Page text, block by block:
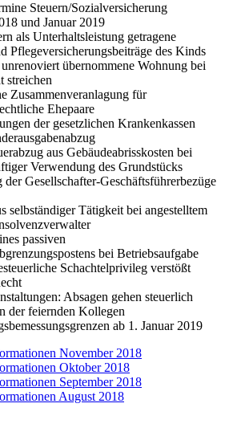
Steuern/Sozialversicherung
und Januar 2019
als Unterhaltsleistung getragene
Pflegeversicherungsbeiträge des Kinds
übernommene Wohnung bei
streichen
Zusammenveranlagung für
Ehepaare
der gesetzlichen Krankenkassen
aus Gebäudeabrisskosten bei
Verwendung des Grundstücks
Gesellschafter-Geschäftsführerbezüge
selbständiger Tätigkeit bei angestelltem
passiven
bei Betriebsaufgabe
Schachtelprivileg verstößt
Absagen gehen steuerlich
der feiernden Kollegen
ab 1. Januar 2019
November 2018
Oktober 2018
September 2018
August 2018